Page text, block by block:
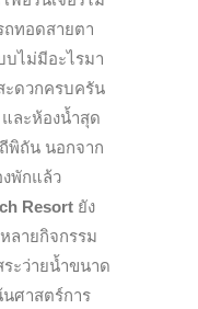
ถทอดสายตา
บไม่มีอะไรมา
ะดวกครบครัน
ละห้องน้ำสุด
พิถัน นอกจาก
งพักแล้ว
Resort ยัง
ลายกิจกรรม
ะว่ายน้ำขนาด
ศาสตร์การ